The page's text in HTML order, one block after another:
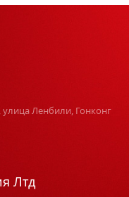
Ленбили, Гонконг
Лтд